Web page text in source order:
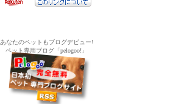
あなたのペットもブログデビュー!
ペット専用ブログ「pelogoo!」